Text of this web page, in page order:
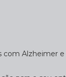
com Alzheimer